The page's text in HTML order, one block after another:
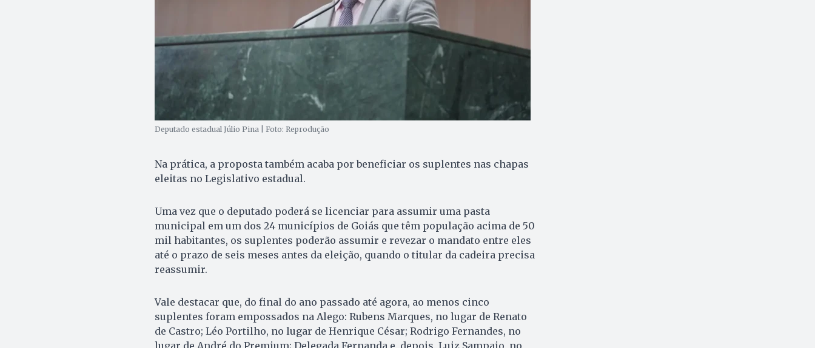
Deputado estadual Júlio Pina | Foto: Reprodução
Na prática, a proposta também acaba por beneficiar os suplentes nas chapas
eleitas no Legislativo estadual.
Uma vez que o deputado poderá se licenciar para assumir uma pasta
municipal em um dos 24 municípios de Goiás que têm população acima de 50
mil habitantes, os suplentes poderão assumir e revezar o mandato entre eles
até o prazo de seis meses antes da eleição, quando o titular da cadeira precisa
reassumir.
Vale destacar que, do final do ano passado até agora, ao menos cinco
suplentes foram empossados na Alego: Rubens Marques, no lugar de Renato
de Castro; Léo Portilho, no lugar de Henrique César; Rodrigo Fernandes, no
lugar de André do Premium; Delegada Fernanda e, depois, Luiz Sampaio, no